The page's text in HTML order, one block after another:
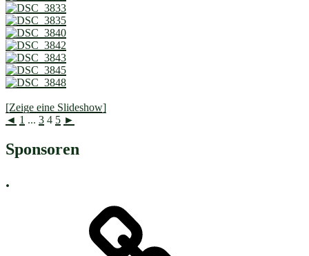
[Zeige eine Slideshow]
◄ 1 ... 3 4 5 ►
Sponsoren
.